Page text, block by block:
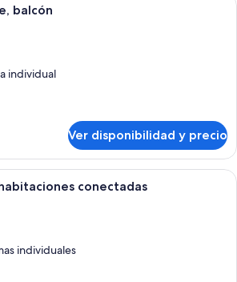
balcón
individual
Ver disponibilidad y precio
Un dormitorio con una cama de
conectadas
individuales